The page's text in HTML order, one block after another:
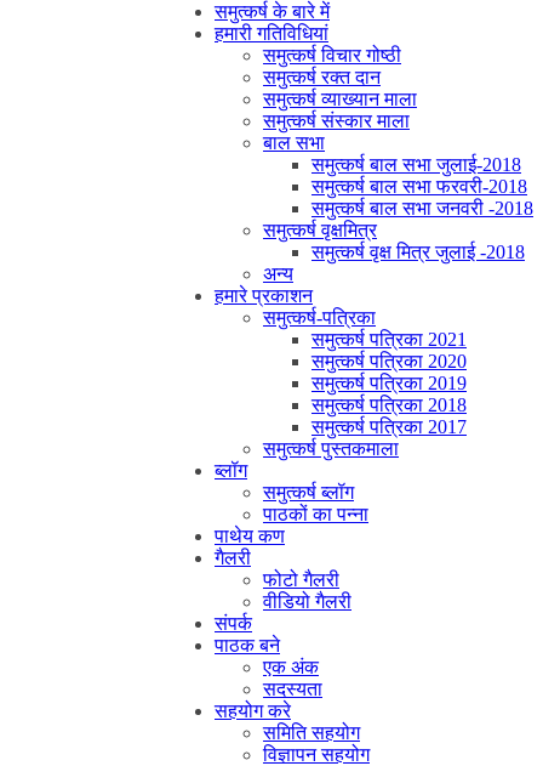
समुत्कर्ष के बारे में
हमारी गतिविधियां
समुत्कर्ष विचार गोष्ठी
समुत्कर्ष रक्त दान
समुत्कर्ष व्याख्यान माला
समुत्कर्ष संस्कार माला
बाल सभा
समुत्कर्ष बाल सभा जुलाई-2018
समुत्कर्ष बाल सभा फरवरी-2018
समुत्कर्ष बाल सभा जनवरी -2018
समुत्कर्ष वृक्षमित्र
समुत्कर्ष वृक्ष मित्र जुलाई -2018
अन्य
हमारे प्रकाशन
समुत्कर्ष-पत्रिका
समुत्कर्ष पत्रिका 2021
समुत्कर्ष पत्रिका 2020
समुत्कर्ष पत्रिका 2019
समुत्कर्ष पत्रिका 2018
समुत्कर्ष पत्रिका 2017
समुत्कर्ष पुस्तकमाला
ब्लॉग
समुत्कर्ष ब्लॉग
पाठकों का पन्ना
पाथेय कण
गैलरी
फोटो गैलरी
वीडियो गैलरी
संपर्क
पाठक बने
एक अंक
सदस्यता
सहयोग करे
समिति सहयोग
विज्ञापन सहयोग